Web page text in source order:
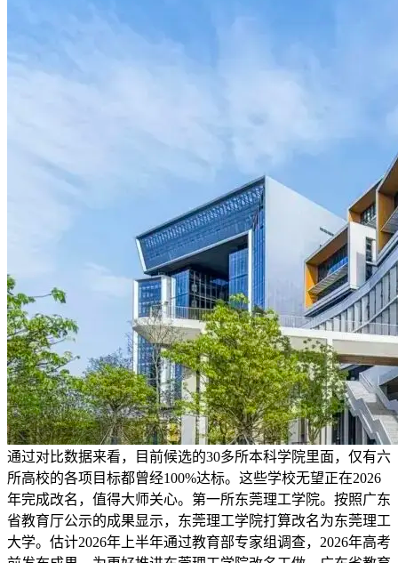
通过对比数据来看，目前候选的30多所本科学院里面，仅有六
所高校的各项目标都曾经100%达标。这些学校无望正在2026
年完成改名，值得大师关心。第一所东莞理工学院。按照广东
省教育厅公示的成果显示，东莞理工学院打算改名为东莞理工
大学。估计2026年上半年通过教育部专家组调查，2026年高考